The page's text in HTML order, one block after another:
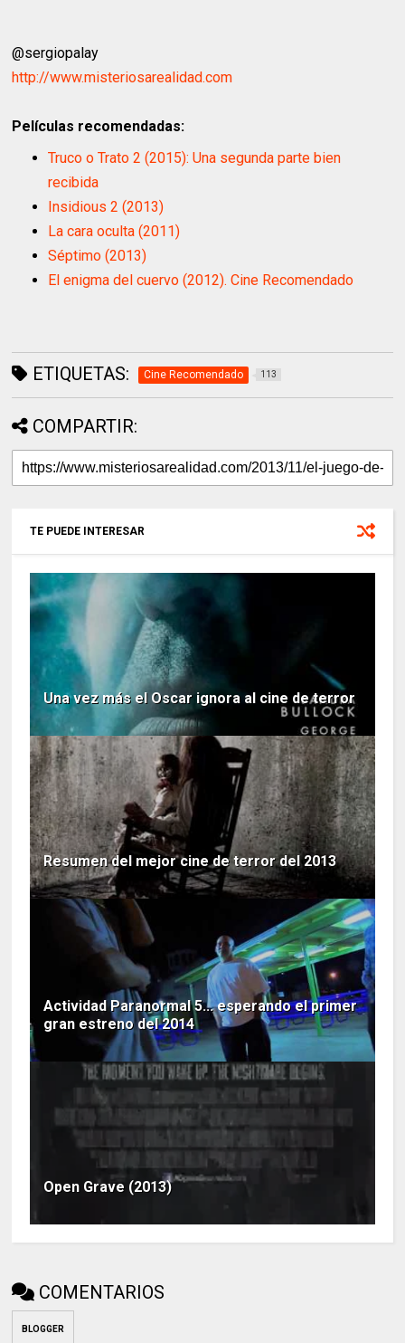
@sergiopalay
http://www.misteriosarealidad.com
Películas recomendadas:
Truco o Trato 2 (2015): Una segunda parte bien
recibida
Insidious 2 (2013)
La cara oculta (2011)
Séptimo (2013)
El enigma del cuervo (2012). Cine Recomendado
ETIQUETAS: Cine Recomendado 113
COMPARTIR:
TE PUEDE INTERESAR
Una vez más el Oscar ignora al cine de terror
Resumen del mejor cine de terror del 2013
Actividad Paranormal 5... esperando el primer
gran estreno del 2014
Open Grave (2013)
COMENTARIOS
BLOGGER